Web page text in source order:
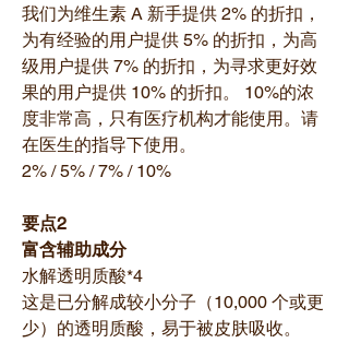
我们为维生素 A 新手提供 2% 的折扣，
为有经验的用户提供 5% 的折扣，为高
级用户提供 7% 的折扣，为寻求更好效
果的用户提供 10% 的折扣。 10%的浓
度非常高，只有医疗机构才能使用。请
在医生的指导下使用。
2% / 5% / 7% / 10%
要点2
富含辅助成分
水解透明质酸*4
这是已分解成较小分子（10,000 个或更
少）的透明质酸，易于被皮肤吸收。